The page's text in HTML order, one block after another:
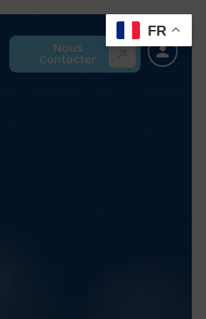
Nous
Contacter
FR